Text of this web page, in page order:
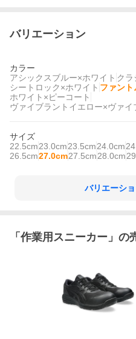
バリエーション
カラー
アシックスブルー×ホワイト ク
シートロック×ホワイト ファン
ホワイト×ピーコート
ヴァイブラントイエロー×ヴァイ
サイズ
22.5cm23.0cm23.5cm24.0cm
26.5cm27.0cm27.5cm28.0cm
バリエーシ
「 作業用スニーカー 」の